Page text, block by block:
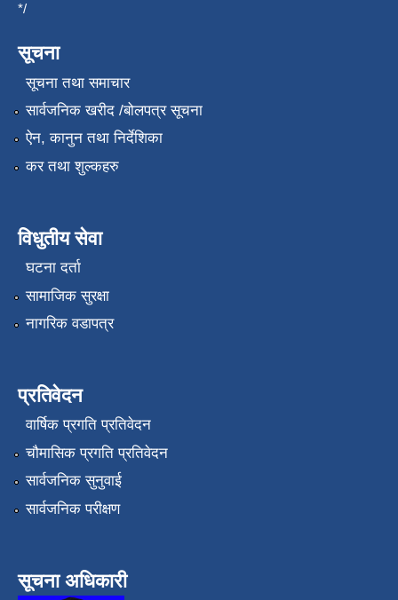
*/
सूचना
सूचना तथा समाचार
सार्वजनिक खरीद /बोलपत्र सूचना
ऐन, कानुन तथा निर्देशिका
कर तथा शुल्कहरु
विधुतीय सेवा
घटना दर्ता
सामाजिक सुरक्षा
नागरिक वडापत्र
प्रतिवेदन
वार्षिक प्रगति प्रतिवेदन
चौमासिक प्रगति प्रतिवेदन
सार्वजनिक सुनुवाई
सार्वजनिक परीक्षण
सूचना अधिकारी